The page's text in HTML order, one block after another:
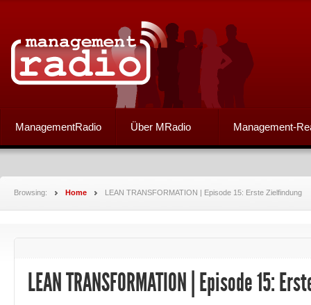
ManagementRadio Über MRadio Management-
Browsing: Home LEAN TRANSFORMATION | Episode 15: Erste Zielfindung
LEAN TRANSFORMATION | Episode 15: